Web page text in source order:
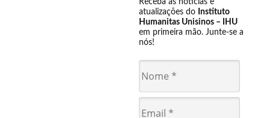
Receba as notícias e
atualizações do Instituto
Humanitas Unisinos – IHU
em primeira mão. Junte-se a
nós!